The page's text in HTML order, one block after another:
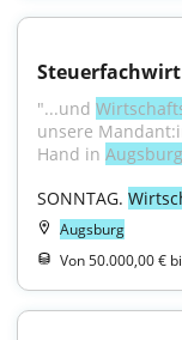
Steuerfachwirt
"...und
unsere
Hand in Augsburg
SONNTAG.
Augsburg
Von 50.000,00 €